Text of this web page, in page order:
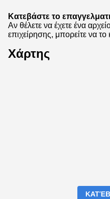
Κατεβάστε το
Αν θέλετε να έχετε ένα
επιχείρησης, μπορείτε να
Χάρτης